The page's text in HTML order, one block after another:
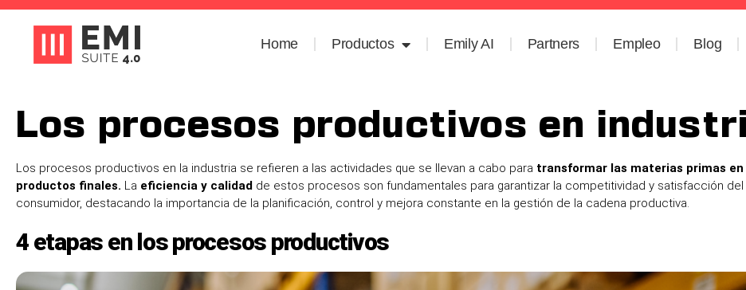
Home Productos Emily AI Partners Empleo Blog
Los procesos productivos en
Los procesos productivos en la industria se refieren a las actividades que se llevan a cabo para transformar las materias primas en
productos finales. La eficiencia y calidad de estos procesos son fundamentales para garantizar la competitividad y satisfacción del
consumidor, destacando la importancia de la planificación, control y mejora constante en la gestión de la cadena productiva.
4 etapas en los procesos productivos